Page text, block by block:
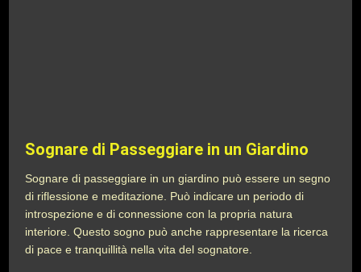
Sognare di Passeggiare in un Giardino
Sognare di passeggiare in un giardino può essere un segno
di riflessione e meditazione. Può indicare un periodo di
introspezione e di connessione con la propria natura
interiore. Questo sogno può anche rappresentare la ricerca
di pace e tranquillità nella vita del sognatore.